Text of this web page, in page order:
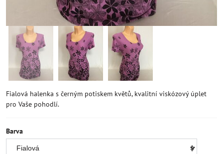
Fialová halenka s černým potiskem květů, kvalitní viskózový úplet
pro Vaše pohodlí.
Barva